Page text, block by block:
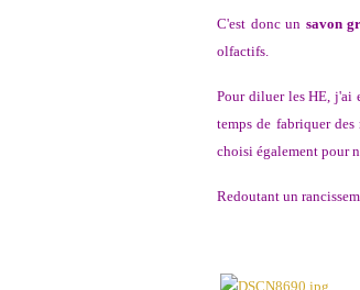
C'est donc un savon
olfactifs.
Pour diluer les HE, j'ai
temps de fabriquer
choisi également pour
Redoutant un